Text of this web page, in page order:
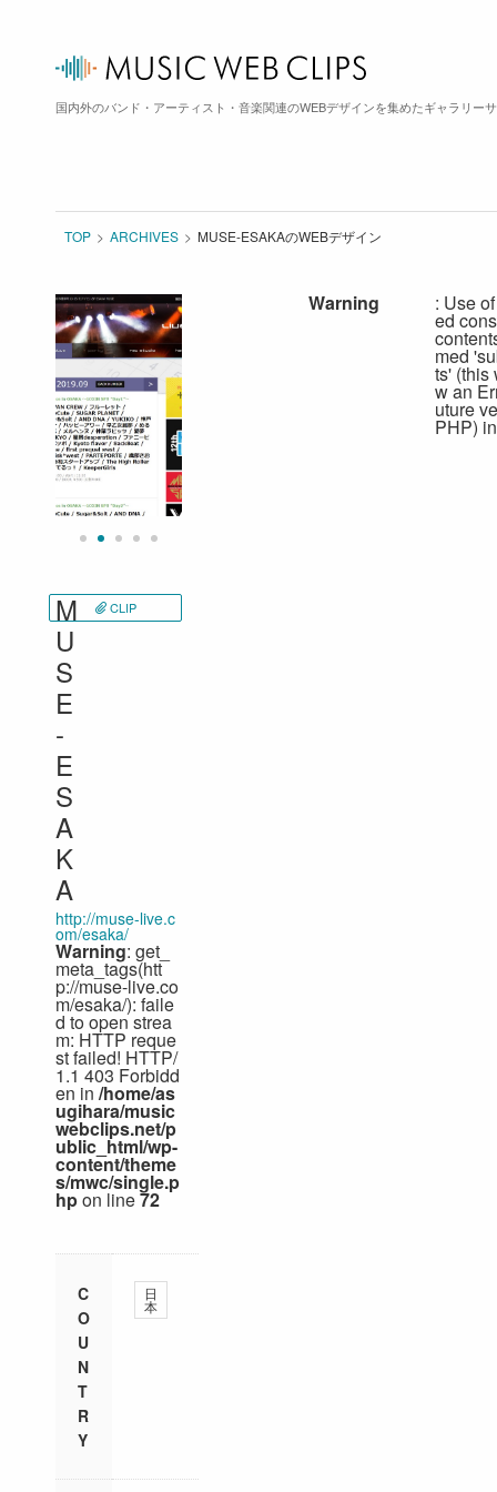
国内外のバンド・アーティスト・音楽関連のWEBデザインを集めたギャラリーサ
TOP ARCHIVES MUSE-ESAKAのWEBデザイン
M
U
S
E
-
E
S
A
K
A
http://muse-live.c
om/esaka/
Warning: get_
meta_tags(htt
p://muse-live.co
m/esaka/): faile
d to open strea
m: HTTP reque
st failed! HTTP/
1.1 403 Forbidd
en in /home/as
ugihara/music
webclips.net/p
ublic_html/wp-
content/theme
s/mwc/single.p
hpon line72
CLIP
C
O
U
N
T
R
Y
日
本
Warning : Use
ed
med
ts' (this
w an
uture
PHP) in